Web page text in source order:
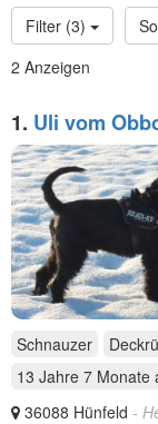
Filter (3)
2 Anzeigen
1. Uli vom
Schnauzer
13 Jahre 7 Monate
36088 Hünfeld -